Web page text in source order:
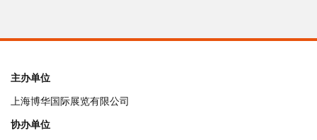
主办单位
上海博华国际展览有限公司
协办单位